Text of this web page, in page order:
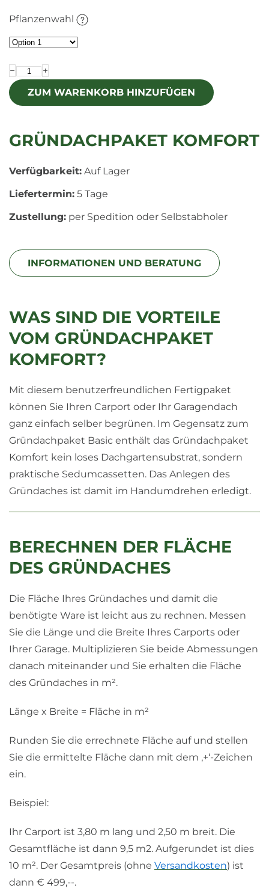
Pflanzenwahl
− +
GRÜNDACHPAKET KOMFORT
Verfügbarkeit: Auf Lager
Liefertermin: 5 Tage
Zustellung: per Spedition oder Selbstabholer
INFORMATIONEN UND BERATUNG
WAS SIND DIE VORTEILE
VOM GRÜNDACHPAKET
KOMFORT?
Mit diesem benutzerfreundlichen Fertigpaket
können Sie Ihren Carport oder Ihr Garagendach
ganz einfach selber begrünen. Im Gegensatz zum
Gründachpaket Basic enthält das Gründachpaket
Komfort kein loses Dachgartensubstrat, sondern
praktische Sedumcassetten. Das Anlegen des
Gründaches ist damit im Handumdrehen erledigt.
BERECHNEN DER FLÄCHE
DES GRÜNDACHES
Die Fläche Ihres Gründaches und damit die
benötigte Ware ist leicht aus zu rechnen. Messen
Sie die Länge und die Breite Ihres Carports oder
Ihrer Garage. Multiplizieren Sie beide Abmessungen
danach miteinander und Sie erhalten die Fläche
des Gründaches in m².
Länge x Breite = Fläche in m²
Runden Sie die errechnete Fläche auf und stellen
Sie die ermittelte Fläche dann mit dem ‚+‘-Zeichen
ein.
Beispiel:
Ihr Carport ist 3,80 m lang und 2,50 m breit. Die
Gesamtfläche ist dann 9,5 m2. Aufgerundet ist dies
10 m². Der Gesamtpreis (ohne Versandkosten) ist
dann € 499,--.